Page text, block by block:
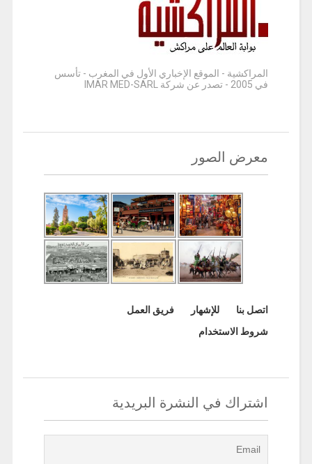
المراكشية - الموقع الإخباري الأول في المغرب - تأسس
في 2005 - تصدر عن شركة IMAR MED-SARL
معرض الصور
اتصل بنا للإشهار
فريق العمل
شروط الاستخدام
اشتراك في النشرة البريدية